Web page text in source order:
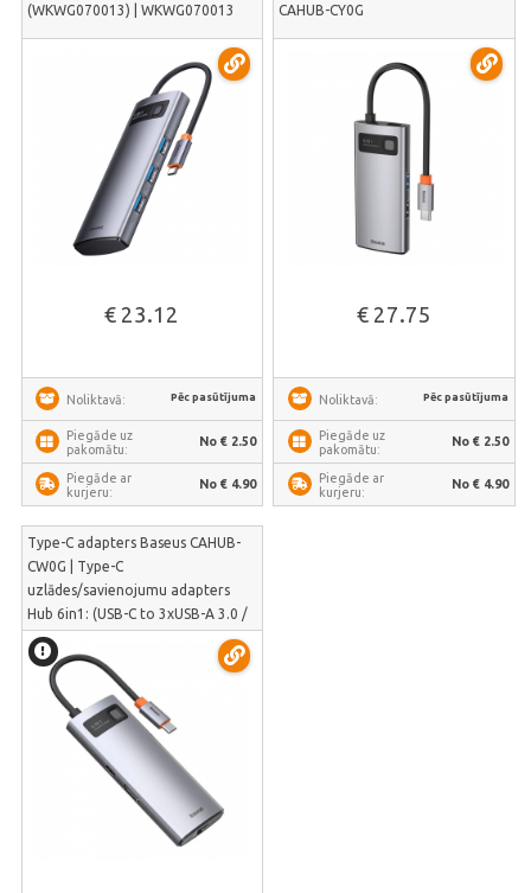
(WKWG070013) | WKWG070013
€ 23.12
Noliktavā: Pēc pasūtījuma
Piegāde uz
pakomātu:
No € 2.50
Piegāde ar
kurjeru:
No € 4.90
CAHUB-CY0G
€ 27.75
Noliktavā: Pēc pasūtījuma
Piegāde uz
pakomātu:
No € 2.50
Piegāde ar
kurjeru:
No € 4.90
Type-C adapters Baseus CAHUB-
CW0G | Type-C
uzlādes/savienojumu adapters
Hub 6in1: (USB-C to 3xUSB-A 3.0 /
HDMI / USB-C PD / Ethernet RJ45),
pelēks | CAHUB-CW0G